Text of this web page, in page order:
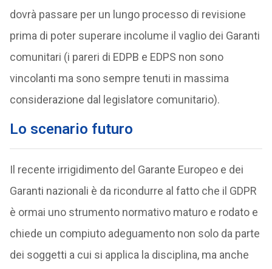
dovrà passare per un lungo processo di revisione
prima di poter superare incolume il vaglio dei Garanti
comunitari (i pareri di EDPB e EDPS non sono
vincolanti ma sono sempre tenuti in massima
considerazione dal legislatore comunitario).
Lo scenario futuro
Il recente irrigidimento del Garante Europeo e dei
Garanti nazionali è da ricondurre al fatto che il GDPR
è ormai uno strumento normativo maturo e rodato e
chiede un compiuto adeguamento non solo da parte
dei soggetti a cui si applica la disciplina, ma anche